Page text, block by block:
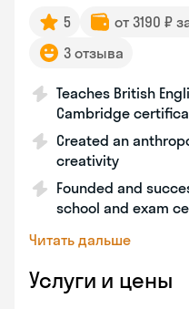
5 от 3190 ₽
3 отзыва
Teaches British
Cambridge
Created an
creativity
Founded and
school and exam
Читать дальше
Услуги и цены